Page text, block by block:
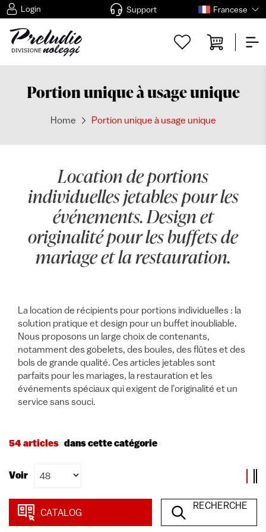
Login Support Francese
Portion unique à usage unique
Home Portion unique à usage unique
Location de portions
individuelles jetables pour les
événements. Design et
originalité pour les buffets de
mariage et la restauration.
La location de récipients pour portions individuelles : la
solution pratique et design pour un buffet inoubliable.
Nous proposons un large choix de contenants,
notamment des gobelets, des boules, des flûtes et des
bols de grande qualité. Ces articles jetables sont
parfaits pour les mariages, la restauration et les
événements spéciaux qui exigent de l'originalité et un
service sans souci.
54 articles dans cette catégorie
Voir
CATALOG
RECHERCHE